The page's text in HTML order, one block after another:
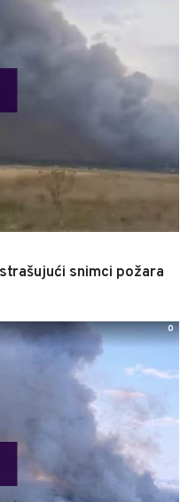
snimci požara
0